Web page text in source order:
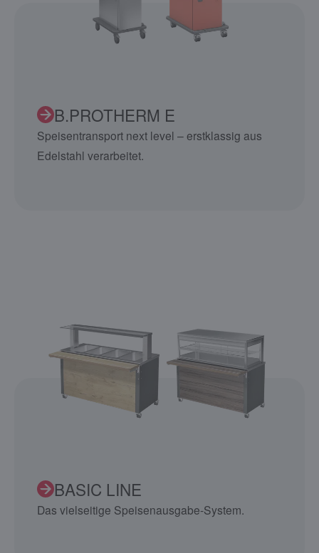
B.PROTHERM E
Speisentransport next level – erstklassig aus
Edelstahl verarbeitet.
BASIC LINE
Das vielseitige Speisenausgabe-System.